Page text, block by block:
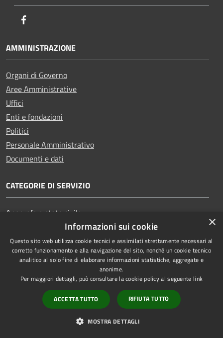
AMMINISTRAZIONE
Organi di Governo
Aree Amministrative
Uffici
Enti e fondazioni
Politici
Personale Amministrativo
Documenti e dati
CATEGORIE DI SERVIZIO
Anagrafe e stato civile
Cultura e tempo libero
Vita lavorativa
Imprese e Commercio
Mobilità e trasporti
×
Informazioni sui cookie
Questo sito web utilizza cookie tecnici e assimilati strettamente necessari al
corretto funzionamento e alla navigazione del sito, nonché un cookie tecnico
analitico al solo fine di elaborare informazioni statistiche, aggregate e
anonime.
Per maggiori dettagli, può consultare la cookie policy al seguente link
ACCETTA TUTTO RIFIUTA TUTTO
MOSTRA DETTAGLI